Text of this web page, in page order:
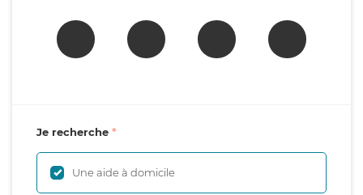
Je recherche
Une aide à domicile